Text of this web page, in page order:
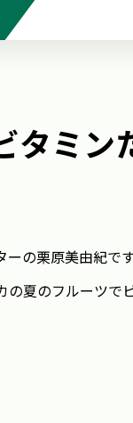
タミン
の栗原美由紀で
の夏のフルーツで